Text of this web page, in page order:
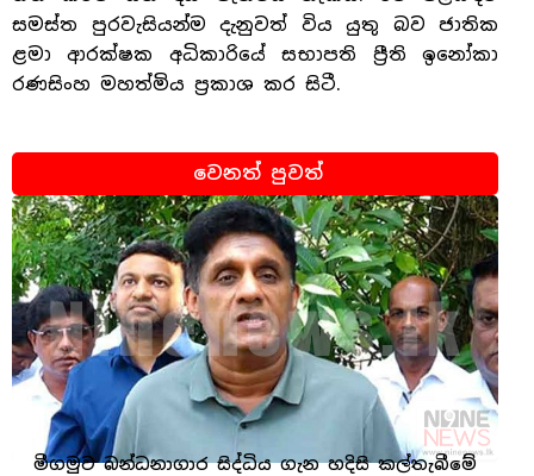
සමස්ත පුරවැසියන්ම දැනුවත් විය යුතු බව ජාතික
ළමා ආරක්ෂක අධිකාරියේ සභාපති ප්‍රීති ඉනෝකා
රණසිංහ මහත්මිය ප්‍රකාශ කර සිටී.
වෙනත් පුවත්
මීගමුව බන්ධනාගාර සිද්ධිය ගැන හදිසි කල්තැබීමේ